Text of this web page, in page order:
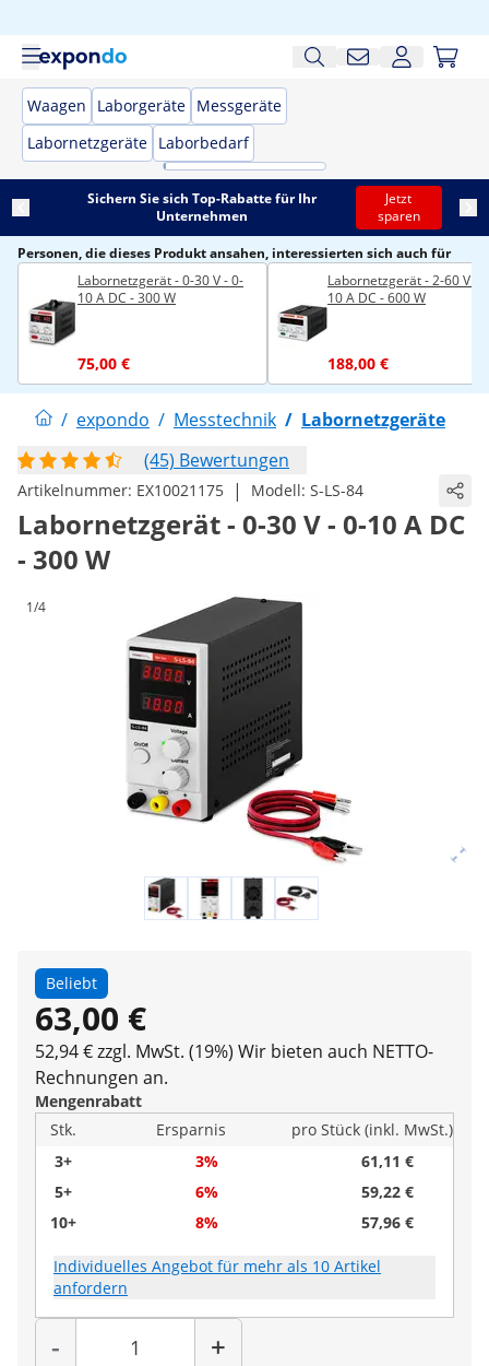
Waagen Laborgeräte Messgeräte
Labornetzgeräte Laborbedarf
Sichern Sie sich Top-Rabatte für Ihr
Unternehmen
Jetzt
sparen
Personen, die dieses Produkt ansahen, interessierten sich auch für
Labornetzgerät - 0-30 V - 0-
10 A DC - 300 W
75,00 €
Labornetzgerät - 2-60 V -
10 A DC - 600 W
188,00 €
/ expondo / Messtechnik / Labornetzgeräte
(45) Bewertungen
Artikelnummer: EX10021175 | Modell: S-LS-84
Labornetzgerät - 0-30 V - 0-10 A DC
- 300 W
1/4
Beliebt
63,00 €
52,94 € zzgl. MwSt. (19%) Wir bieten auch NETTO-
Rechnungen an.
Mengenrabatt
Stk.
Ersparnis
pro Stück (inkl. MwSt.)
3+
3%
61,11 €
5+
6%
59,22 €
10+
8% 57,96 €
Individuelles Angebot für mehr als 10 Artikel
anfordern
-
Menge
+